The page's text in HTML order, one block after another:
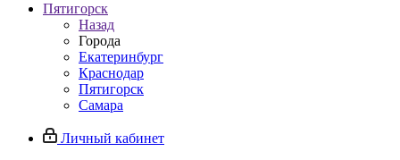
Пятигорск
Назад
Города
Екатеринбург
Краснодар
Пятигорск
Самара
Личный кабинет